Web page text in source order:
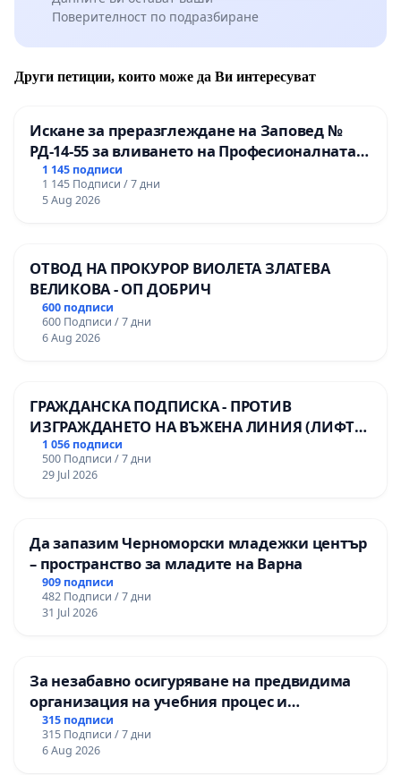
Поверителност по подразбиране
Други петиции, които може да Ви интересуват
Искане за преразглеждане на Заповед №
РД-14-55 за вливането на Професионалната
гимназия по промишлени технологии в
Професионалната гимназия по икономика и
мениджмънт – гр. Пазарджик
1 145 подписи
1 145 Подписи / 7 дни
5 Aug 2026
ОТВОД НА ПРОКУРОР ВИОЛЕТА ЗЛАТЕВА
ВЕЛИКОВА - ОП ДОБРИЧ
600 подписи
600 Подписи / 7 дни
6 Aug 2026
ГРАЖДАНСКА ПОДПИСКА - ПРОТИВ
ИЗГРАЖДАНЕТО НА ВЪЖЕНА ЛИНИЯ (ЛИФТ)
НА ТЕРИТОРИЯТА НА ПРИРОДНА
ЗАБЕЛЕЖИТЕЛНОСТ „ХЪЛМ НА
ОСВОБОДИТЕЛИТЕ“ (БУНАРДЖИК)
1 056 подписи
500 Подписи / 7 дни
29 Jul 2026
Да запазим Черноморски младежки център
– пространство за младите на Варна
909 подписи
482 Подписи / 7 дни
31 Jul 2026
За незабавно осигуряване на предвидима
организация на учебния процес и
гарантиране на правото на равнопоставено
и качествено образование на учениците от
ОУ „Княз Александър I“ и Хуманитарна
315 подписи
315 Подписи / 7 дни
6 Aug 2026